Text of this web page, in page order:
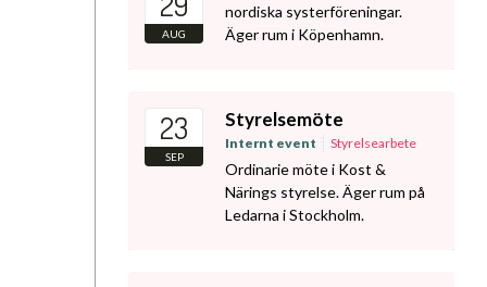
AUG
nordiska systerföreningar.
Äger rum i Köpenhamn.
23
SEP
Styrelsemöte
Internt event Styrelsearbete
Ordinarie möte i Kost &
Närings styrelse. Äger rum på
Ledarna i Stockholm.